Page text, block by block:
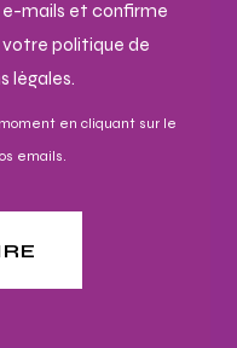
mails et confirme
politique de
légales.
en cliquant sur le
emails.